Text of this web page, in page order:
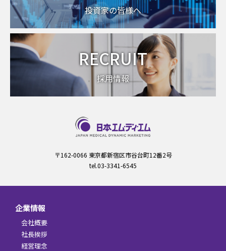
投資家の皆様へ
RECRUIT
採用情報
〒162-0066 東京都新宿区市谷台町12番2号
tel.03-3341-6545
企業情報
会社概要
社長挨拶
経営理念